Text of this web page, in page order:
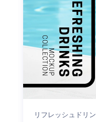
リフレッシュドリ